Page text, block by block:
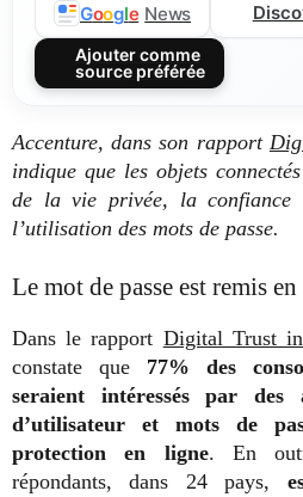
Google News
Ajouter comme
source préférée
Accenture, dans son rapport
indique que les objets
de la vie privée, la confiance
l’utilisation des mots de passe.
Le mot de passe est remis en
Dans le rapport Digital Trust
constate que 77% des
seraient intéressés par des
d’utilisateur et mots de
protection en ligne. En
répondants, dans 24 pays,